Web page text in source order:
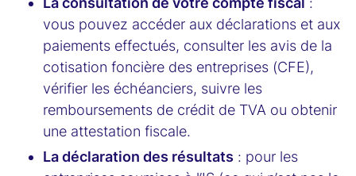
vous pouvez accéder aux déclarations et aux
paiements effectués, consulter les avis de la
cotisation foncière des entreprises (CFE),
vérifier les échéanciers, suivre les
remboursements de crédit de TVA ou obtenir
une attestation fiscale.
La déclaration des résultats : pour les